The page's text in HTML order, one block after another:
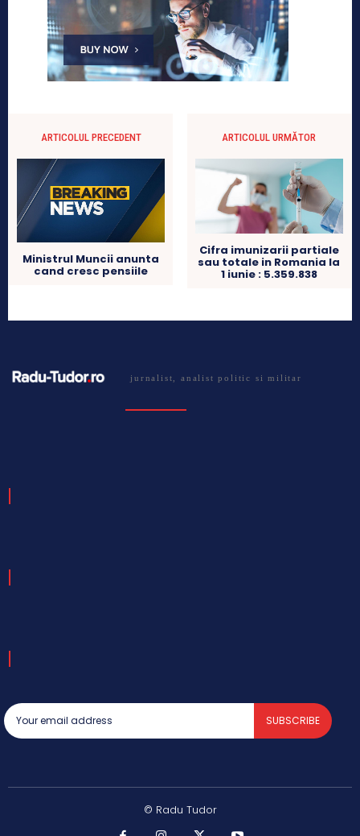
ARTICOLUL PRECEDENT
Ministrul Muncii anunta
cand cresc pensiile
ARTICOLUL URMĂTOR
Cifra imunizarii partiale
sau totale in Romania la
1 iunie : 5.359.838
jurnalist, analist politic si militar
SUBSCRIBE
© Radu Tudor